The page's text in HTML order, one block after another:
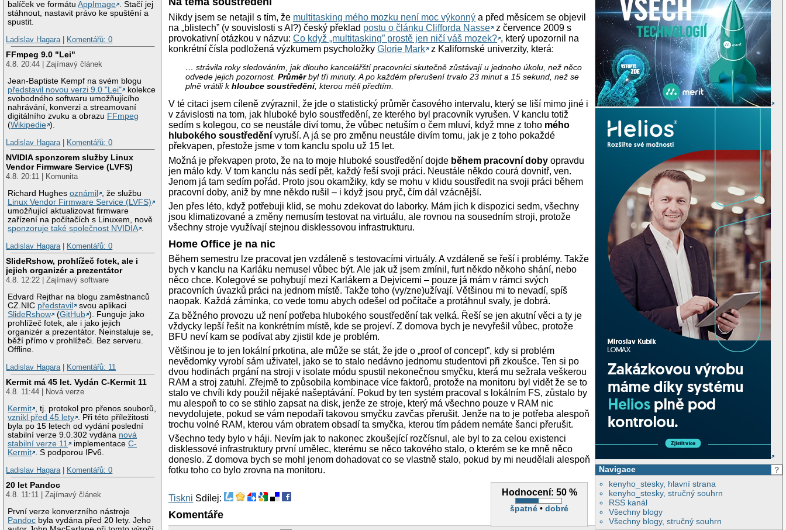
balíček ve formátuAppImage . Stačí jej
stáhnout, nastavit právo ke spuštění a
spustit.
Ladislav Hagara
Komentářů: 0
FFmpeg 9.0 "Lei"
4.8. 20:44 | Zajímavý článek
Jean-Baptiste Kempf na svém blogu
představil novou verzi 9.0 "Lei"
kolekce
svobodného softwaru umožňujícího
nahrávání, konverzi a streamovaní
digitálního zvuku a obrazu FFmpeg
(Wikipedie ).
Ladislav Hagara
Komentářů: 0
NVIDIA sponzorem služby Linux
Vendor Firmware Service (LVFS)
4.8. 20:11 | Komunita
Richard Hughesoznámil
, že službu
Linux Vendor Firmware Service (LVFS)
umožňující aktualizovat firmware
zařízení na počítačích s Linuxem, nově
sponzoruje také společnost NVIDIA .
Ladislav Hagara | Komentářů: 0
SlideRshow, prohlížeč fotek, ale i
jejich organizér a prezentátor
4.8. 12:22 | Zajímavý software
Edvard Rejthar na blogu zaměstnanců
CZ.NIC představil
svou aplikaci
SlideRshow
(GitHub ). Funguje jako
prohlížeč fotek, ale i jako jejich
organizér a prezentátor. Neinstaluje se,
běží přímo v prohlížeči. Bez serveru.
Offline.
Ladislav Hagara | Komentářů: 11
Kermit má 45 let. Vydán C-Kermit 11
4.8. 11:44 | Nová verze
Kermit , tj. protokol pro přenos souborů,
vznikl před 45 lety . Při této příležitosti
byla po 15 letech od vydání poslední
stabilní verze 9.0.302 vydána nová
stabilní verze 11
implementaceC-
Kermit . S podporou IPv6.
Ladislav Hagara | Komentářů: 0
20 let Pandoc
4.8. 11:11 | Zajímavý článek
První verze konverzního nástroje
Pandoc byla vydána před 20 lety. Jeho
?
Navigace
kenyho_stesky, hlavní strana
kenyho_stesky, stručný souhrn
RSS kanál
Všechny blogy
Všechny blogy, stručný souhrn
Nikdy jsem se netajil s tím, že multitasking mého mozku není moc výkonný a před měsícem se objevil
na „blistech” (v souvislosti s AI?) český překlad postu o článku Clifforda Nasse z července 2009 s
provokativní otázkou v názvu:Co když „multitasking” prostě jen ničí váš mozek? , který upozornil na
konkrétní čísla podložená výzkumem psycholožkyGlorie Mark z Kalifornské univerzity, která:
… strávila roky sledováním, jak dlouho kancelářští pracovníci skutečně zůstávají u jednoho úkolu, než něco
odvede jejich pozornost. Průměrbyl tři minuty. A po každém přerušení trvalo 23 minut a 15 sekund, než se
plně vrátili khloubce soustředění, kterou měli předtím.
V té citaci jsem cíleně zvýraznil, že jde o statistický průměr časového intervalu, který se liší mimo jiné i
v závislosti na tom, jak hluboké bylo soustředění, ze kterého byl pracovník vyrušen. V kanclu totiž
sedím s kolegou, co se neustále diví tomu, že vůbec netuším o čem mluví, když mne z toho mého
hlubokého soustředění vyruší. A já se pro změnu neustále divím tomu, jak je z toho pokaždé
překvapen, přestože jsme v tom kanclu spolu už 15 let.
Možná je překvapen proto, že na to moje hluboké soustředění dojde během pracovní doby opravdu
jen málo kdy. V tom kanclu nás sedí pět, každý řeší svoji práci. Neustále někdo courá dovnitř, ven.
Jenom já tam sedím pořád. Proto jsou okamžiky, kdy se mohu v klidu soustředit na svoji práci během
pracovní doby, aniž by mne někdo rušil – i když jsou pryč, čím dál vzácnější.
Jen přes léto, když potřebuji klid, se mohu zdekovat do laborky. Mám jich k dispozici sedm, všechny
jsou klimatizované a změny nemusím testovat na virtuálu, ale rovnou na sousedním stroji, protože
všechny stroje využívají stejnou disklessovou infrastrukturu.
Home Office je na nic
Během semestru lze pracovat jen vzdáleně s testovacími virtuály. A vzdáleně se řeší i problémy. Takže
bych v kanclu na Karláku nemusel vůbec být. Ale jak už jsem zmínil, furt někdo někoho shání, nebo
něco chce. Kolegové se pohybují mezi Karlákem a Dejvicemi – pouze já mám v rámci svých
pracovních úvazků práci na jednom místě. Takže toho (vy/zne)užívají. Většinou mi to nevadí, spíš
naopak. Každá záminka, co vede tomu abych odešel od počítače a protáhnul svaly, je dobrá.
Za běžného provozu už není potřeba hlubokého soustředění tak velká. Řeší se jen akutní věci a ty je
vždycky lepší řešit na konkrétním místě, kde se projeví. Z domova bych je nevyřešil vůbec, protože
BFU neví kam se podívat aby zjistil kde je problém.
Většinou je to jen lokální prkotina, ale může se stát, že jde o „proof of concept”, kdy si problém
nevědomky vyrobí sám uživatel, jako se to stalo nedávno jednomu studentovi při zkoušce. Ten si po
dvou hodinách prgání na stroji v isolate módu spustil nekonečnou smyčku, která mu sežrala veškerou
RAM a stroj zatuhl. Zřejmě to způsobila kombinace více faktorů, protože na monitoru byl vidět že se to
stalo ve chvíli kdy použil nějaké našeptávání. Pokud by ten systém pracoval s lokálním FS, zůstalo by
mu alespoň to co se stihlo zapsat na disk, jenže ze stroje, který má všechno pouze v RAM nic
nevydolujete, pokud se vám nepodaří takovou smyčku zavčas přerušit. Jenže na to je potřeba alespoň
trochu volné RAM, kterou vám obratem obsadí ta smyčka, kterou tím pádem nemáte šanci přerušit.
Všechno tedy bylo v háji. Nevím jak to nakonec zkoušející rozčísnul, ale byl to za celou existenci
disklessové infrastruktury první umělec, kterému se něco takového stalo, o kterém se ke mně něco
doneslo. Z domova bych se mohl jenom dohadovat co se vlastně stalo, pokud by mi neudělali alespoň
fotku toho co bylo zrovna na monitoru.
Hodnocení: 50 %
špatné •dobré
Tiskni Sdílej:
Komentáře